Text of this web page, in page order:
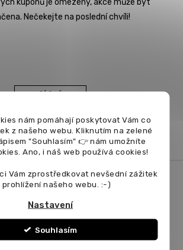
nám pomáhají poskytovat Vám co
z našeho webu. Kliknutím na zelené
"Souhlasím" 👉 nám umožníte
Ano, i náš web používá cookies!
Vám zprostředkovat nevšední zážitek
prohlížení našeho webu. :-)
Nastavení
Souhlasím
kuponů je omezený, akce může být
Nečekejte na poslední chvíli!